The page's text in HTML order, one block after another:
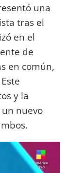
una
tras el
en el
de
en común,
y la
nuevo